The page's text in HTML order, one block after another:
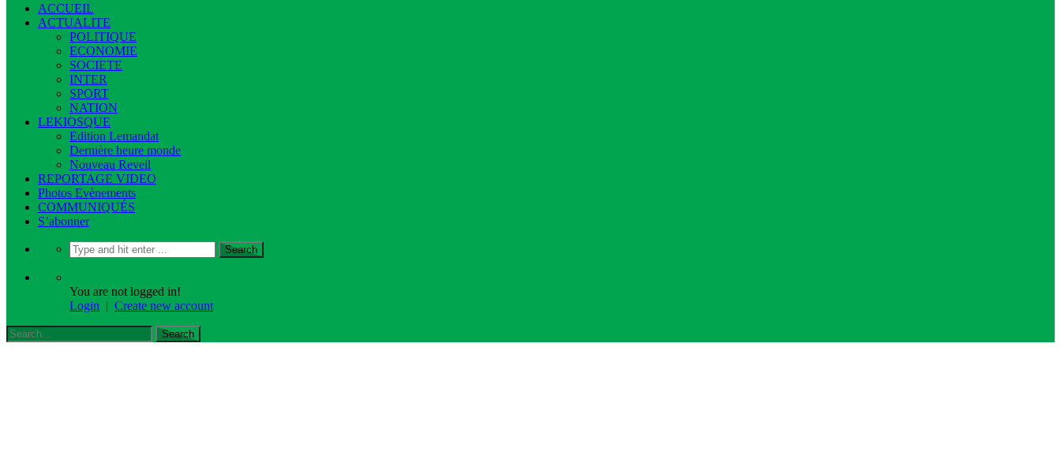
ACCUEIL
ACTUALITE
POLITIQUE
ECONOMIE
SOCIETE
INTER
SPORT
NATION
LEKIOSQUE
Edition Lemandat
Dernière heure monde
Nouveau Reveil
REPORTAGE VIDEO
Photos Evènements
COMMUNIQUÉS
S’abonner
You are not logged in!
Login | Create new account